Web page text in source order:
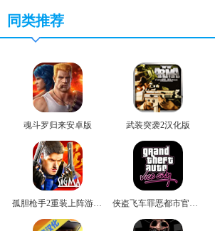
同类推荐
魂斗罗归来安卓版 武装突袭2汉化版
孤胆枪手2重装上阵游戏无广告版 侠盗飞车罪恶都市官方版